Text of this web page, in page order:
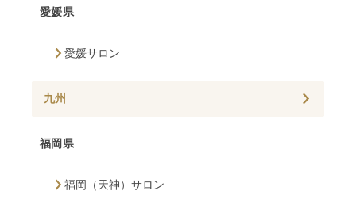
愛媛県
愛媛サロン
九州
福岡県
福岡（天神）サロン